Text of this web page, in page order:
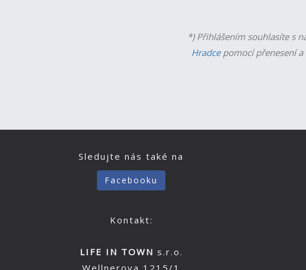
*) Přihlášením souhlasíte s
Hradcepomocí přenesení a
Sledujte nás také na
Facebooku
Kontakt:
LIFE IN TOWN s.r.o.
Wellnerova 1215/1